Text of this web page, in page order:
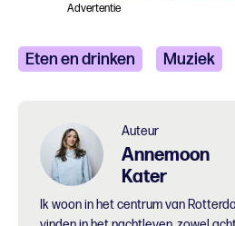
Advertentie
Eten en drinken Muziek
Auteur
Annemoon
Kater
Ik woon in het centrum van